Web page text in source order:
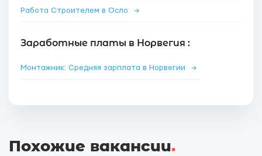
Работа Строителем в Осло →
Заработные платы в Норвегия :
Монтажник: Средняя зарплата в Норвегии →
Похожие вакансии.